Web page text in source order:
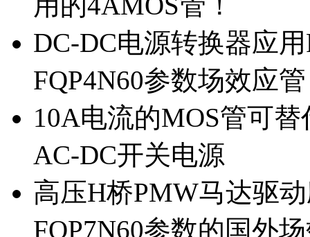
DC-DC电源转换器应
FQP4N60参数场效应
10A电流的MOS管可
AC-DC开关电源
高压H桥PMW马达驱
FQP7N60参数的国外